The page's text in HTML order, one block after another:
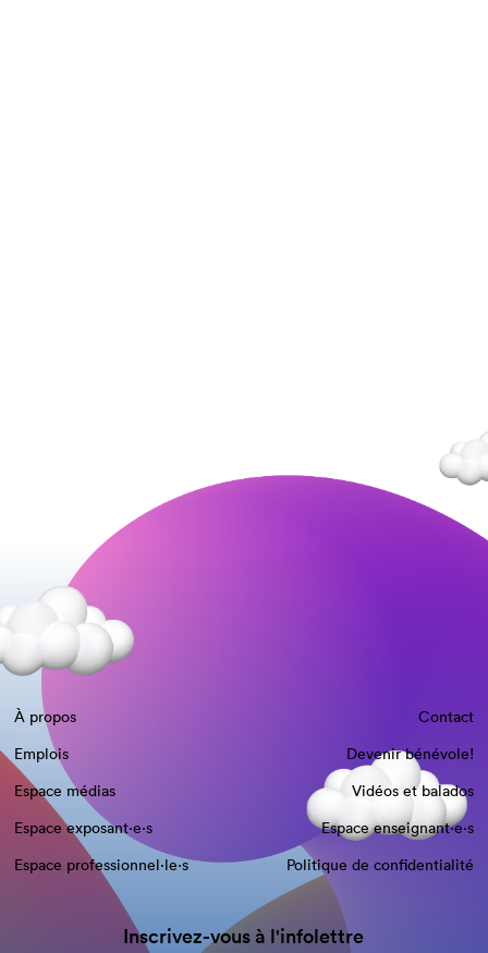
À propos
Contact
Emplois
Devenir bénévole!
Espace médias
Vidéos et balados
Espace exposant·e⋅s
Espace enseignant·e⋅s
Espace professionnel·le⋅s
Politique de confidentialité
Inscrivez-vous à l'infolettre